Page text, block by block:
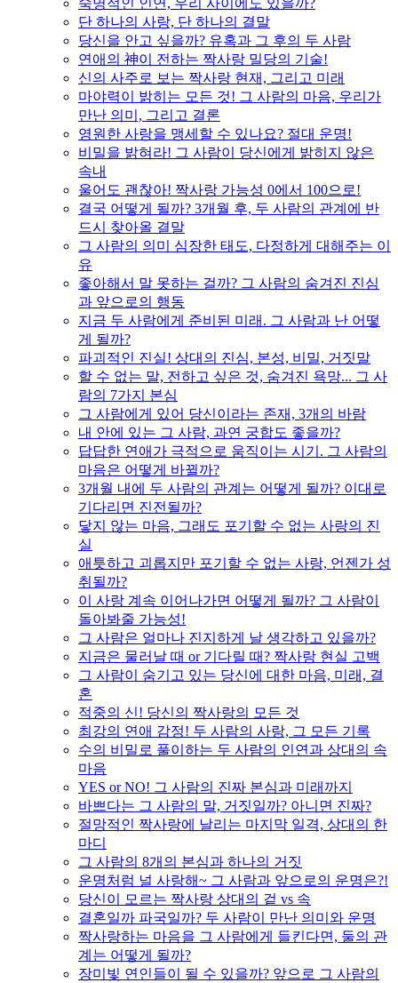
단 하나의 사랑, 단 하나의 결말
당신을 안고 싶을까? 유혹과 그 후의 두 사람
연애의 神이 전하는 짝사랑 밀당의 기술!
신의 사주로 보는 짝사랑 현재, 그리고 미래
마야력이 밝히는 모든 것! 그 사람의 마음, 우리가
만난 의미, 그리고 결론
영원한 사랑을 맹세할 수 있나요? 절대 운명!
비밀을 밝혀라! 그 사람이 당신에게 밝히지 않은
속내
울어도 괜찮아! 짝사랑 가능성 0에서 100으로!
결국 어떻게 될까? 3개월 후, 두 사람의 관계에 반
드시 찾아올 결말
그 사람의 의미 심장한 태도, 다정하게 대해주는 이
유
좋아해서 말 못하는 걸까? 그 사람의 숨겨진 진심
과 앞으로의 행동
지금 두 사람에게 준비된 미래. 그 사람과 난 어떻
게 될까?
파괴적인 진실! 상대의 진심, 본성, 비밀, 거짓말
할 수 없는 말, 전하고 싶은 것, 숨겨진 욕망... 그 사
람의 7가지 본심
그 사람에게 있어 당신이라는 존재, 3개의 바람
내 안에 있는 그 사람, 과연 궁합도 좋을까?
답답한 연애가 극적으로 움직이는 시기. 그 사람의
마음은 어떻게 바뀔까?
3개월 내에 두 사람의 관계는 어떻게 될까? 이대로
기다리면 진전될까?
닿지 않는 마음, 그래도 포기할 수 없는 사랑의 진
실
애틋하고 괴롭지만 포기할 수 없는 사랑, 언젠가 성
취될까?
이 사랑 계속 이어나가면 어떻게 될까? 그 사람이
돌아봐줄 가능성!
그 사람은 얼마나 진지하게 날 생각하고 있을까?
지금은 물러날 때 or 기다릴 때? 짝사랑 현실 고백
그 사람이 숨기고 있는 당신에 대한 마음, 미래, 결
혼
적중의 신! 당신의 짝사랑의 모든 것
최강의 연애 감정! 두 사람의 사랑, 그 모든 기록
수의 비밀로 풀이하는 두 사람의 인연과 상대의 속
마음
YES or NO! 그 사람의 진짜 본심과 미래까지
바쁘다는 그 사람의 말, 거짓일까? 아니면 진짜?
절망적인 짝사랑에 날리는 마지막 일격, 상대의 한
마디
그 사람의 8개의 본심과 하나의 거짓
운명처럼 널 사랑해~ 그 사람과 앞으로의 운명은?!
당신이 모르는 짝사랑 상대의 겉 vs 속
결혼일까 파국일까? 두 사람이 만난 의미와 운명
짝사랑하는 마음을 그 사람에게 들킨다면, 둘의 관
계는 어떻게 될까?
장미빛 연인들이 될 수 있을까? 앞으로 그 사람의